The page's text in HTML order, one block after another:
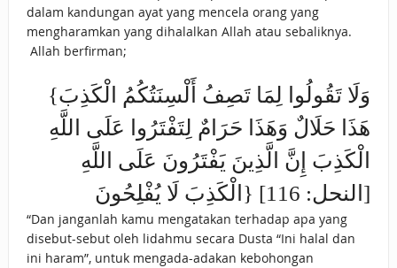
dalam kandungan ayat yang mencela orang yang
mengharamkan yang dihalalkan Allah atau sebaliknya.
Allah berfirman;
{وَلَا تَقُولُوا لِمَا تَصِفُ أَلْسِنَتُكُمُ الْكَذِبَ
هَذَا حَلَالٌ وَهَذَا حَرَامٌ لِتَفْتَرُوا عَلَى اللَّهِ
الْكَذِبَ إِنَّ الَّذِينَ يَفْتَرُونَ عَلَى اللَّهِ
الْكَذِبَ لَا يُفْلِحُونَ} [النحل: 116]
“Dan janganlah kamu mengatakan terhadap apa yang
disebut-sebut oleh lidahmu secara Dusta “Ini halal dan
ini haram”, untuk mengada-adakan kebohongan